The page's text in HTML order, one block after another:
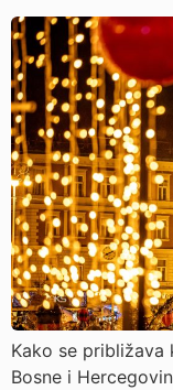
Kako se
Bosne i